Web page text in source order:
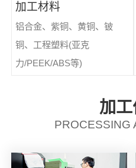
加工材料
铝合金、紫铜、黄铜、铍
铜、工程塑料(亚克
力/PEEK/ABS等)
加
PROCESSING